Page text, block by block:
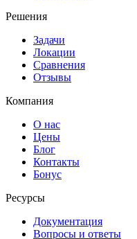
Решения
Задачи
Локации
Сравнения
Отзывы
Компания
О нас
Цены
Блог
Контакты
Бонус
Ресурсы
Документация
Вопросы и ответы